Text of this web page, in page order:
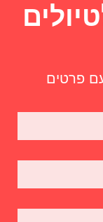
פרטים